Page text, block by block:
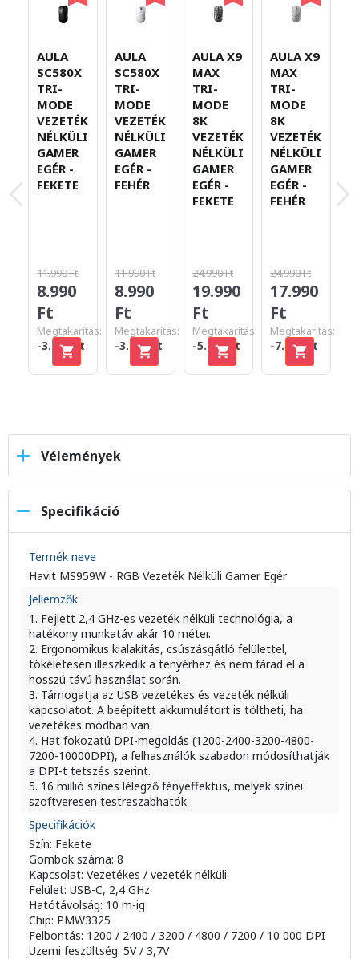
AULA
SC580X
TRI-
MODE
VEZETÉK
NÉLKÜLI
GAMER
EGÉR -
FEKETE
11.990 Ft
8.990
Ft
Megtakarítás:
-3.000 Ft
AULA
SC580X
TRI-
MODE
VEZETÉK
NÉLKÜLI
GAMER
EGÉR -
FEHÉR
11.990 Ft
8.990
Ft
Megtakarítás:
-3.000 Ft
AULA X9
MAX
TRI-
MODE
8K
VEZETÉK
NÉLKÜLI
GAMER
EGÉR -
FEKETE
24.990 Ft
19.990
Ft
Megtakarítás:
-5.000 Ft
AULA X9
MAX
TRI-
MODE
8K
VEZETÉK
NÉLKÜLI
GAMER
EGÉR -
FEHÉR
24.990 Ft
17.990
Ft
Megtakarítás:
-7.000 Ft
Vélemények
Specifikáció
Termék neve
Havit MS959W - RGB Vezeték Nélküli Gamer Egér
Jellemzők
1. Fejlett 2,4 GHz-es vezeték nélküli technológia, a
hatékony munkatáv akár 10 méter.
2. Ergonomikus kialakítás, csúszásgátló felülettel,
tökéletesen illeszkedik a tenyérhez és nem fárad el a
hosszú távú használat során.
3. Támogatja az USB vezetékes és vezeték nélküli
kapcsolatot. A beépített akkumulátort is töltheti, ha
vezetékes módban van.
4. Hat fokozatú DPI-megoldás (1200-2400-3200-4800-
7200-10000DPI), a felhasználók szabadon módosíthatják
a DPI-t tetszés szerint.
5. 16 millió színes lélegző fényeffektus, melyek színei
szoftveresen testreszabhatók.
Specifikációk
Szín: Fekete
Gombok száma: 8
Kapcsolat: Vezetékes / vezeték nélküli
Felület: USB-C, 2,4 GHz
Hatótávolság: 10 m-ig
Chip: PMW3325
Felbontás: 1200 / 2400 / 3200 / 4800 / 7200 / 10 000 DPI
Üzemi feszültség: 5V / 3,7V